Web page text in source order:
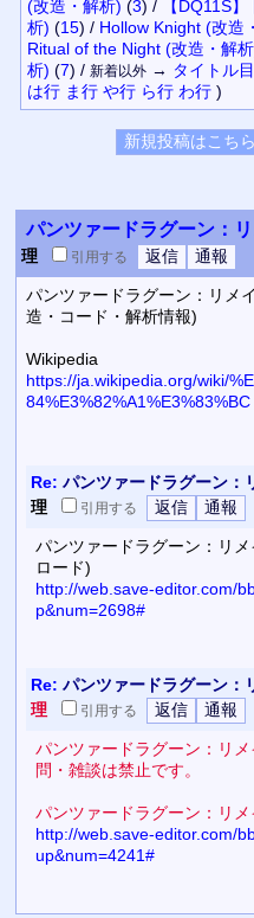
(改造・解析) (3) /
【DQ11S
析) (15) / Hollow Knight (改造
Ritual of the Night (改造・解
析) (7) / 新着以外 → タイトル
は行 ま行 や行 ら行 わ行 )
パンツァードラグーン：
理
引用する
パンツァードラグーン：リメ
造・コード・解析情報)
Wikipedia
https://ja.wikipedia.org/wiki/
Re: パンツァードラグーン：
理
引用する
パンツァードラグーン：リ
ロード)
http://web.save-editor.com/
p&num=2698#
Re: パンツァードラグーン：
理
引用する
パンツァードラグーン：リ
問・雑談は禁止です。
パンツァードラグーン：リ
http://web.save-editor.com/
up&num=4241#